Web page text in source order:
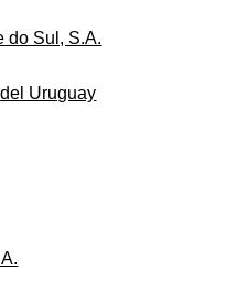
do Sul, S.A.
Uruguay